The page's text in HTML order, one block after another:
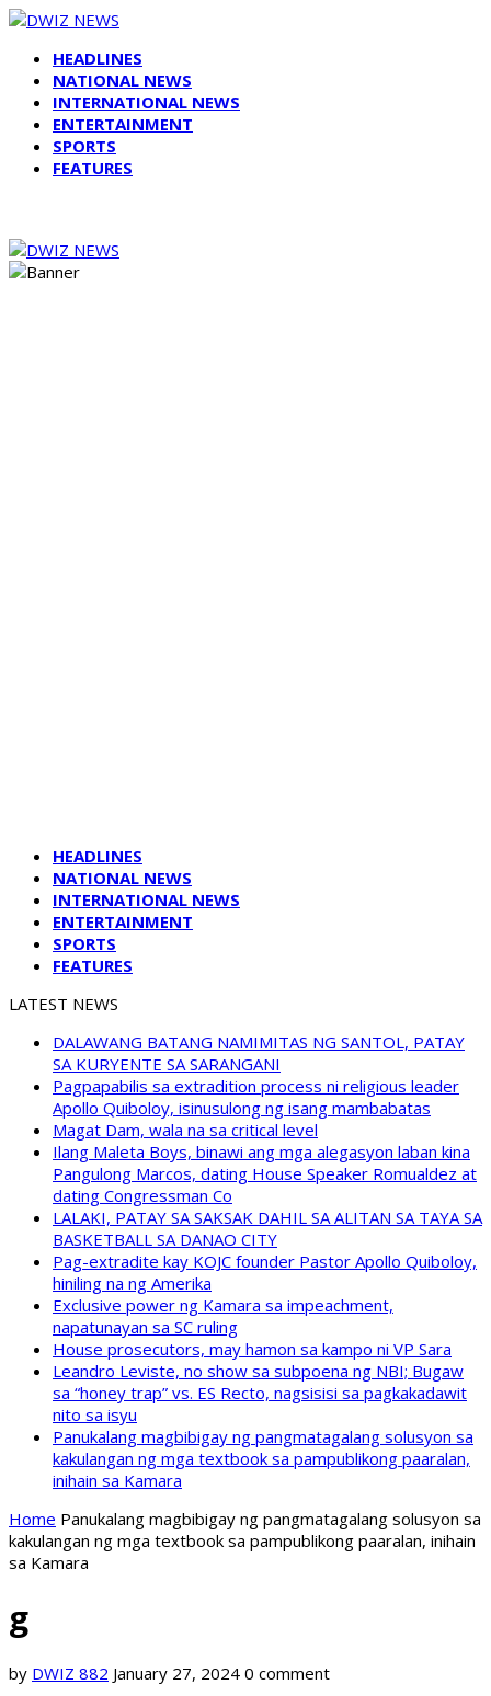
HEADLINES
NATIONAL NEWS
INTERNATIONAL NEWS
ENTERTAINMENT
SPORTS
FEATURES
HEADLINES
NATIONAL NEWS
INTERNATIONAL NEWS
ENTERTAINMENT
SPORTS
FEATURES
LATEST NEWS
DALAWANG BATANG NAMIMITAS NG SANTOL, PATAY
SA KURYENTE SA SARANGANI
Pagpapabilis sa extradition process ni religious leader
Apollo Quiboloy, isinusulong ng isang mambabatas
Magat Dam, wala na sa critical level
Ilang Maleta Boys, binawi ang mga alegasyon laban kina
Pangulong Marcos, dating House Speaker Romualdez at
dating Congressman Co
LALAKI, PATAY SA SAKSAK DAHIL SA ALITAN SA TAYA SA
BASKETBALL SA DANAO CITY
Pag-extradite kay KOJC founder Pastor Apollo Quiboloy,
hiniling na ng Amerika
Exclusive power ng Kamara sa impeachment,
napatunayan sa SC ruling
House prosecutors, may hamon sa kampo ni VP Sara
Leandro Leviste, no show sa subpoena ng NBI; Bugaw
sa “honey trap” vs. ES Recto, nagsisisi sa pagkakadawit
nito sa isyu
Panukalang magbibigay ng pangmatagalang solusyon sa
kakulangan ng mga textbook sa pampublikong paaralan,
inihain sa Kamara
Home Panukalang magbibigay ng pangmatagalang solusyon sa
kakulangan ng mga textbook sa pampublikong paaralan, inihain
sa Kamara
g
by DWIZ 882 January 27, 2024 0 comment